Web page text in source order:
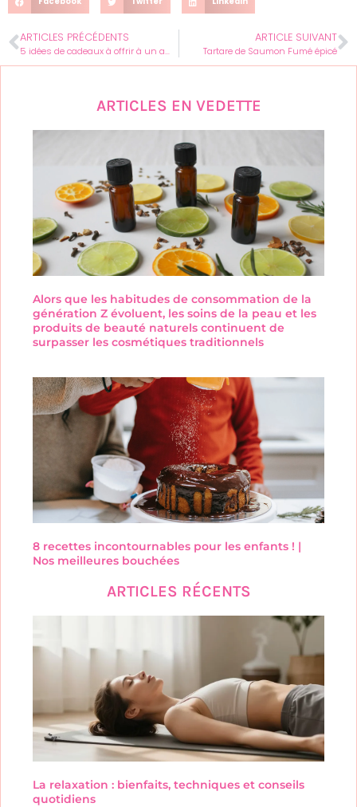
ARTICLES PRÉCÉDENTS
5 idées de cadeaux à offrir à un amateur de cuisine créole
ARTICLE SUIVANT
Tartare de Saumon Fumé épicé
ARTICLES EN VEDETTE
Alors que les habitudes de consommation de la
génération Z évoluent, les soins de la peau et les
produits de beauté naturels continuent de
surpasser les cosmétiques traditionnels
8 recettes incontournables pour les enfants ! |
Nos meilleures bouchées
ARTICLES RÉCENTS
La relaxation : bienfaits, techniques et conseils
quotidiens